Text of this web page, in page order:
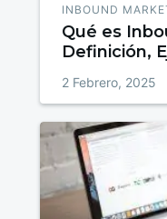
INBOUND
Qué es
Definición,
y Fidelizar
2 Febrero, 2025